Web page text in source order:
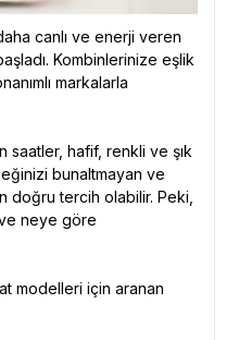
canlı ve enerji veren
Kombinlerinize eşlik
markalarla
saatler, hafif, renkli ve şık
bunaltmayan ve
doğru tercih olabilir. Peki,
ve neye göre
modelleri için aranan